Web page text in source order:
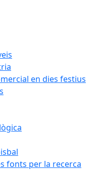
en dies festius
fonts per la recerca